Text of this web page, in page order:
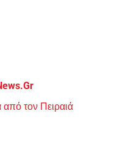
από τον Πειραιά